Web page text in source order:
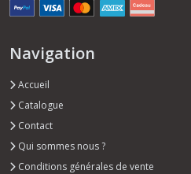
Navigation
Accueil
Catalogue
Contact
Qui sommes nous ?
Conditions générales de vente